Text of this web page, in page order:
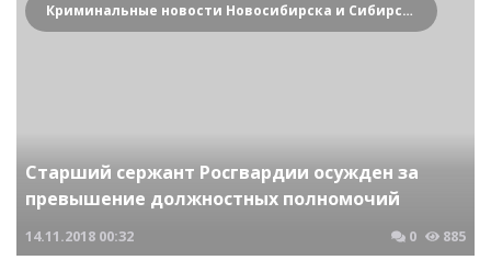
Криминальные новости Новосибирска и Сибирского региона
Старший сержант Росгвардии осужден за
превышение должностных полномочий
14.11.2018 00:32 0 885